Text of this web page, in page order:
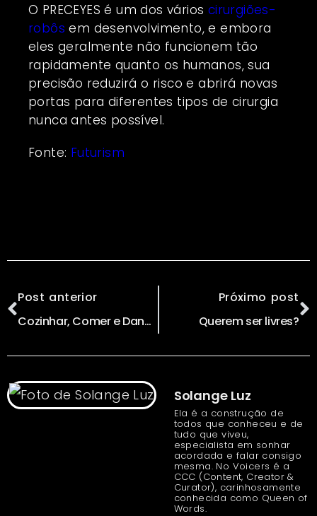
O PRECEYES é um dos vários cirurgiões-
robôs em desenvolvimento, e embora
eles geralmente não funcionem tão
rapidamente quanto os humanos, sua
precisão reduzirá o risco e abrirá novas
portas para diferentes tipos de cirurgia
nunca antes possível.
Fonte: Futurism
Post anterior
Cozinhar, Comer e Dançar | Uma Maneira Divertida de Combater o Desperdício de Comida
Próximo post
Querem ser livres?
Solange Luz
Ela é a construção de
todos que conheceu e de
tudo que viveu,
especialista em sonhar
acordada e falar consigo
mesma. No Voicers é a
CCC (Content, Creator &
Curator), carinhosamente
conhecida como Queen of
Words.